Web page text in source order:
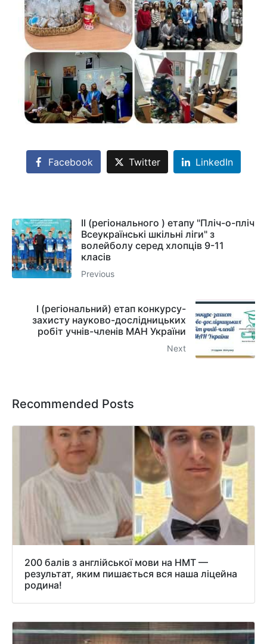
Facebook Twitter LinkedIn
ІІ (регіонального ) етапу "Пліч-о-пліч
Всеукраїнські шкільні ліги" з
волейболу серед хлопців 9-11
класів
Previous
І (регіональний) етап конкурсу-
захисту науково-дослідницьких
робіт учнів-членів МАН України
Next
Recommended Posts
200 балів з англійської мови на НМТ —
результат, яким пишається вся наша ліцейна
родина!